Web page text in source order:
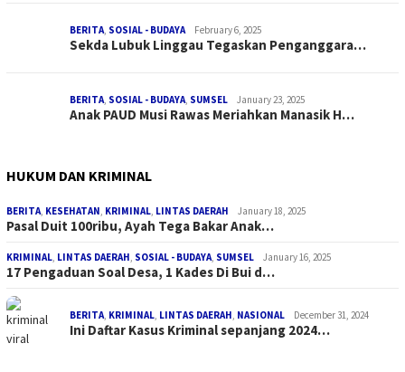
BERITA, SOSIAL - BUDAYA February 6, 2025
Sekda Lubuk Linggau Tegaskan Penganggara…
BERITA, SOSIAL - BUDAYA, SUMSEL January 23, 2025
Anak PAUD Musi Rawas Meriahkan Manasik H…
HUKUM DAN KRIMINAL
BERITA, KESEHATAN, KRIMINAL, LINTAS DAERAH January 18, 2025
Pasal Duit 100ribu, Ayah Tega Bakar Anak…
KRIMINAL, LINTAS DAERAH, SOSIAL - BUDAYA, SUMSEL January 16, 2025
17 Pengaduan Soal Desa, 1 Kades Di Bui d…
BERITA, KRIMINAL, LINTAS DAERAH, NASIONAL December 31, 2024
Ini Daftar Kasus Kriminal sepanjang 2024…